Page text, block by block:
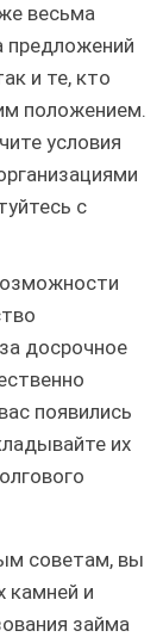
весьма
предложений
и те, кто
положением.
условия
с
досрочное
появились
их
советам, вы
камней и
займа